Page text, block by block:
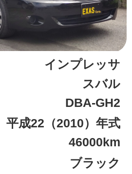
インプレッサ
スバル
DBA-GH2
平成22（2010）年式
46000km
ブラック